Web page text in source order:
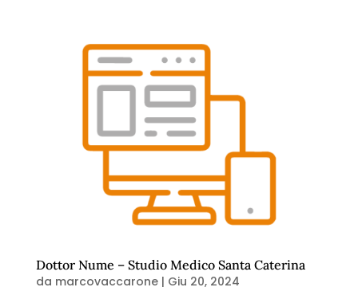
Dottor Nume – Studio Medico Santa Caterina
da marcovaccarone| Giu 20, 2024